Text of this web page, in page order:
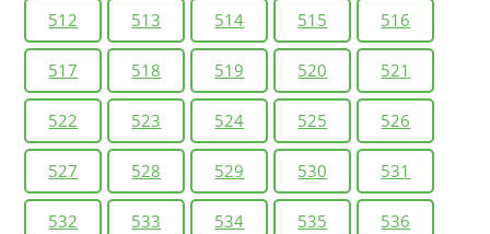
512 513 514 515 516
517 518 519 520 521
522 523 524 525 526
527 528 529 530 531
532 533 534 535 536